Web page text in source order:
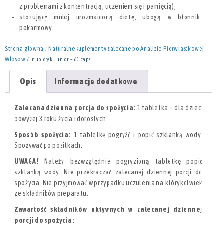
z problemami z koncentracją, uczeniem się i pamięcią),
stosujący mniej urozmaiconą dietę, ubogą w błonnik
pokarmowy.
Strona główna / Naturalne suplementy zalecane po Analizie Pierwiastkowej
Włosów / Inubiotyk Junior – 60 caps
Opis Informacje dodatkowe
Zalecana dzienna porcja do spożycia: 1 tabletka – dla dzieci
powyżej 3 roku życia i dorosłych
Sposób spożycia: 1 tabletkę pogryźć i popić szklanką wody.
Spożywać po posiłkach.
UWAGA! Należy bezwzględnie pogryzioną tabletkę popić
szklanką wody. Nie przekraczać zalecanej dziennej porcji do
spożycia. Nie przyjmować w przypadku uczulenia na którykolwiek
ze składników preparatu.
Zawartość składników aktywnych w zalecanej dziennej
porcji do spożycia: